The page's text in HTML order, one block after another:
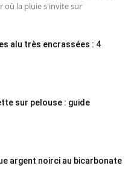
où la pluie s'invite sur
alu très encrassées : 4
sur pelouse : guide
argent noirci au bicarbonate